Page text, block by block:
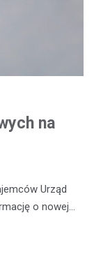
na
Urząd
o nowej…